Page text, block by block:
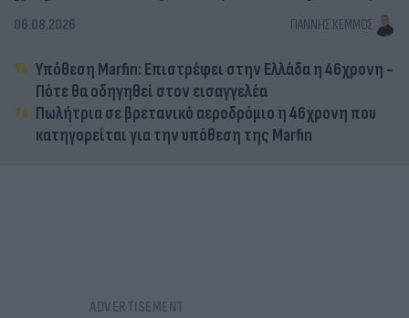
06.08.2026 ΓΙΆΝΝΗΣ ΚΈΜΜΟΣ
Υπόθεση Marfin: Επιστρέφει στην Ελλάδα η 46χρονη -
Πότε θα οδηγηθεί στον εισαγγελέα
Πωλήτρια σε βρετανικό αεροδρόμιο η 46χρονη που
κατηγορείται για την υπόθεση της Marfin